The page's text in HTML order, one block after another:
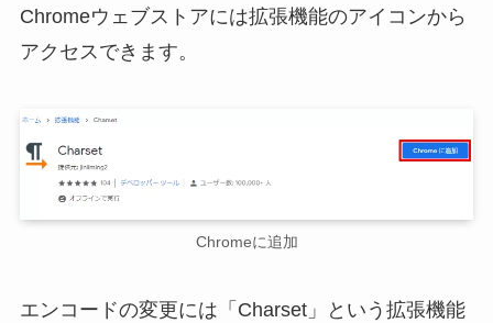
Chromeウェブストアには拡張機能のアイコンから
アクセスできます。
Chromeに追加
エンコードの変更には「Charset」という拡張機能